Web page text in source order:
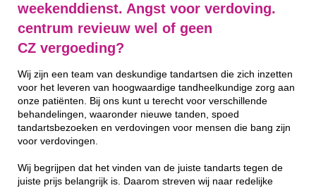
weekenddienst. Angst voor verdoving.
centrum revieuw wel of geen
CZ vergoeding?
Wij zijn een team van deskundige tandartsen die zich inzetten
voor het leveren van hoogwaardige tandheelkundige zorg aan
onze patiënten. Bij ons kunt u terecht voor verschillende
behandelingen, waaronder nieuwe tanden, spoed
tandartsbezoeken en verdovingen voor mensen die bang zijn
voor verdovingen.
Wij begrijpen dat het vinden van de juiste tandarts tegen de
juiste prijs belangrijk is. Daarom streven wij naar redelijke